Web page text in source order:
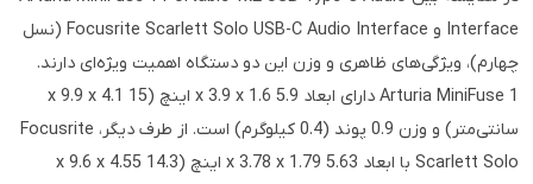
Interface و Focusrite Scarlett Solo USB-C Audio Interface (نسل
چهارم)، ویژگی‌های ظاهری و وزن این دو دستگاه اهمیت ویژه‌ای دارند.
Arturia MiniFuse 1 دارای ابعاد 5.9 x 3.9 x 1.6 اینچ (15 x 9.9 x 4.1
سانتی‌متر) و وزن 0.9 پوند (0.4 کیلوگرم) است. از طرف دیگر، Focusrite
Scarlett Solo با ابعاد 5.63 x 3.78 x 1.79 اینچ (14.3 x 9.6 x 4.55